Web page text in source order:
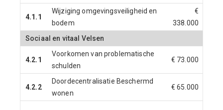
4.1.1
Wijziging omgevingsveiligheid en
bodem
€
338.000
Sociaal en vitaal Velsen
4.2.1
Voorkomen van problematische
schulden
€ 73.000
4.2.2
Doordecentralisatie Beschermd
wonen
€ 65.000